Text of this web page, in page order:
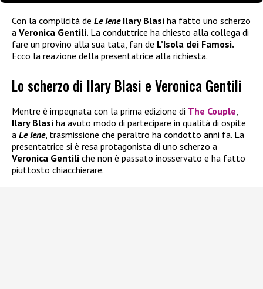
Con la complicità de Le Iene Ilary Blasi ha fatto uno scherzo
a Veronica Gentili. La conduttrice ha chiesto alla collega di
fare un provino alla sua tata, fan de L’Isola dei Famosi.
Ecco la reazione della presentatrice alla richiesta.
Lo scherzo di Ilary Blasi e Veronica Gentili
Mentre è impegnata con la prima edizione di The Couple,
Ilary Blasi ha avuto modo di partecipare in qualità di ospite
a Le Iene, trasmissione che peraltro ha condotto anni fa. La
presentatrice si è resa protagonista di uno scherzo a
Veronica Gentili che non è passato inosservato e ha fatto
piuttosto chiacchierare.